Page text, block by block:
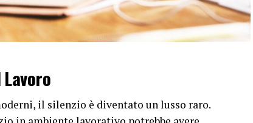
il silenzio è diventato un lusso raro.